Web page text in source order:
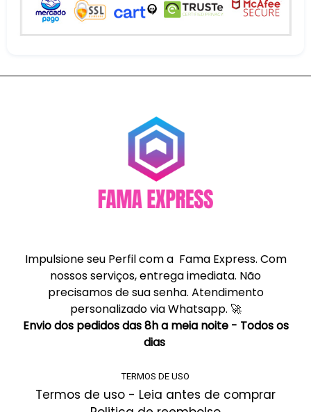
Impulsione seu Perfil com a Fama Express. Com
nossos serviços, entrega imediata. Não
precisamos de sua senha. Atendimento
personalizado via Whatsapp. 🚀
Envio dos pedidos das 8h a meia noite - Todos os
dias
TERMOS DE USO
Termos de uso - Leia antes de comprar